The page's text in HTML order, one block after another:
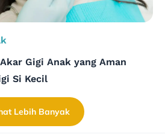
Lebih Banyak
Gigi Anak yang Aman
Si Kecil